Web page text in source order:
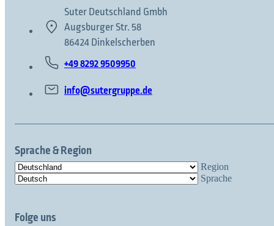
Suter Deutschland Gmbh
Augsburger Str. 58
86424 Dinkelscherben
+49 8292 9509950
info@sutergruppe.de
Sprache & Region
Region
Sprache
Folge uns